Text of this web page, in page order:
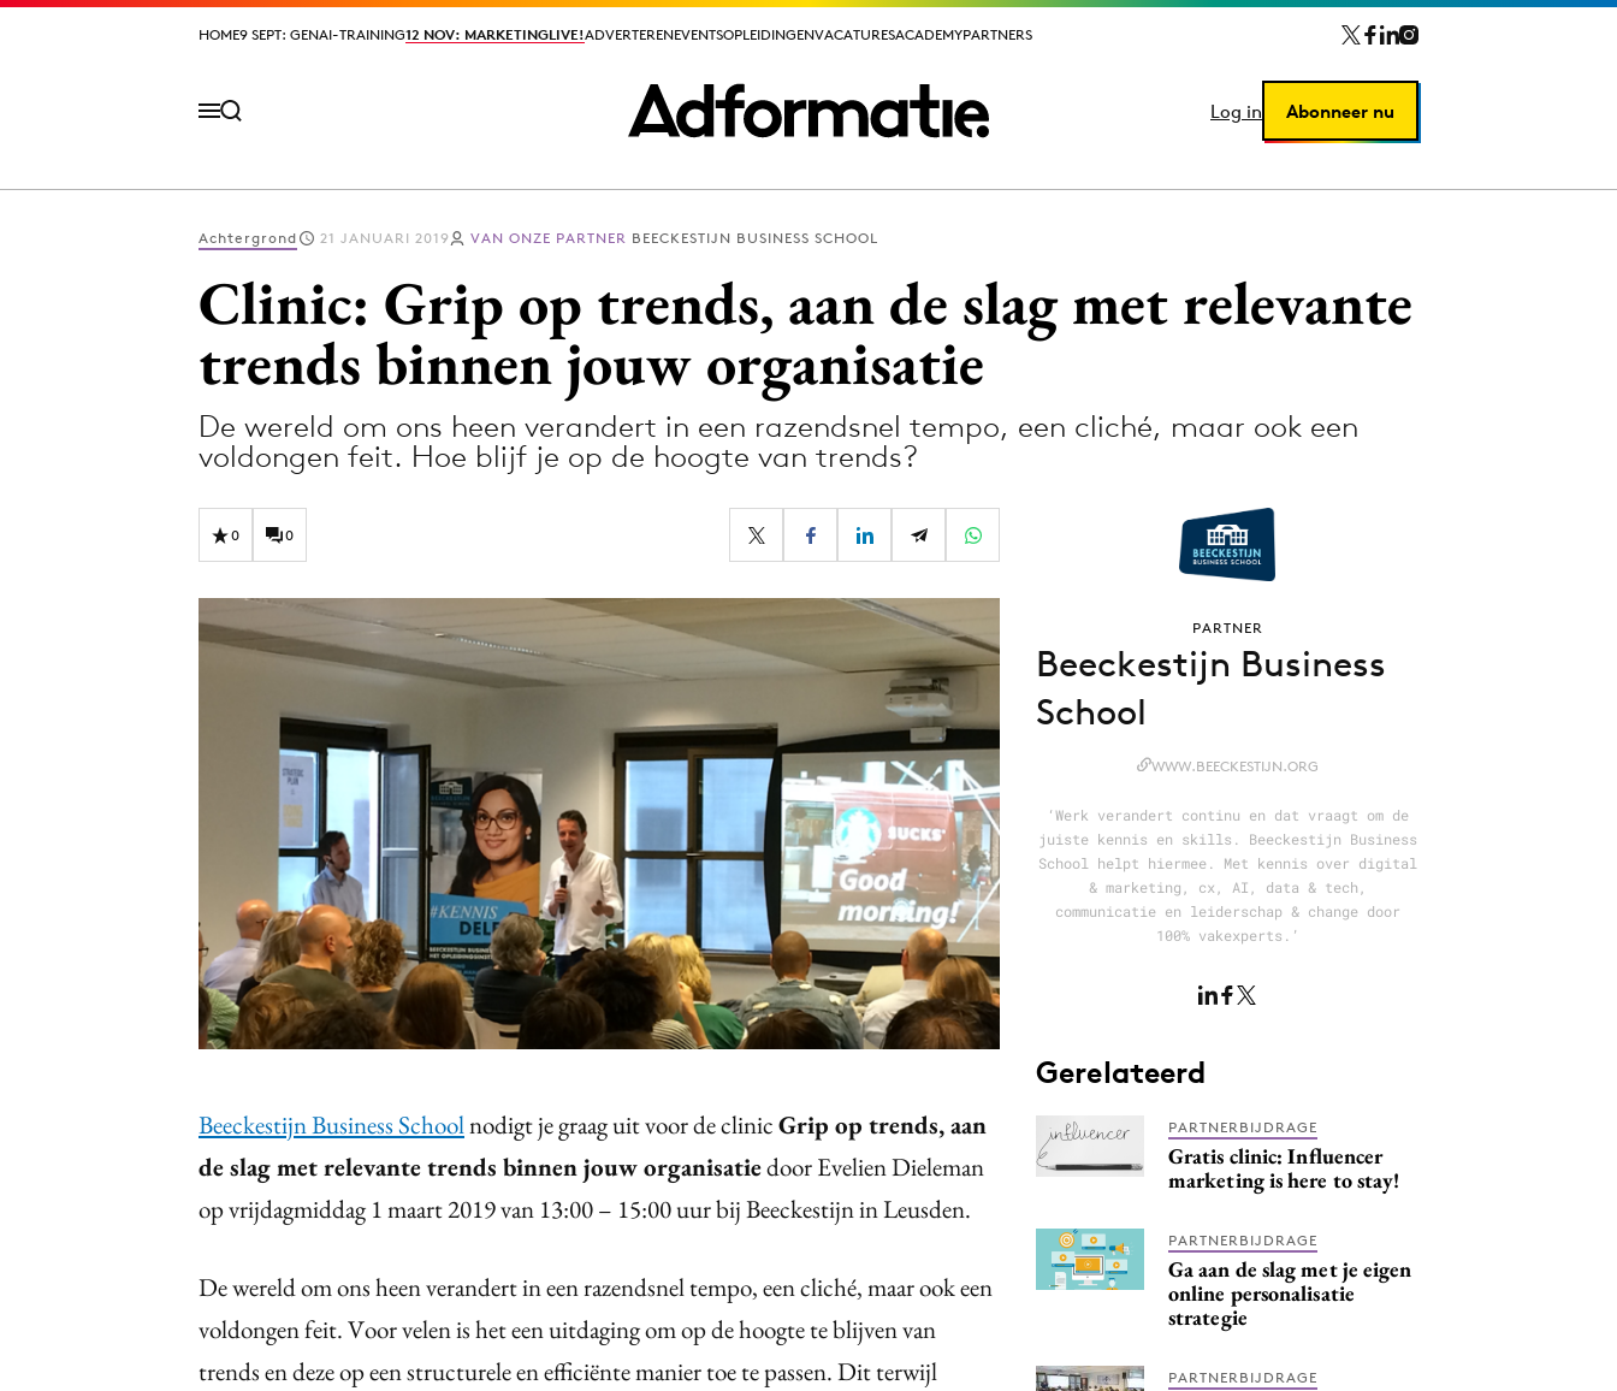
HOME9 SEPT: GENAI-TRAINING12 NOV: MARKETINGLIVE!ADVERTERENEVENTSOPLEIDINGENVACATURESACADEMYPARTNERS
Log in Abonneer nu
HOME9 SEPT: GENAI-TRAINING12 NOV: MARKETINGLIVE!ADVERTERENEVENTSOPLEIDINGENVACATURESACADEMYPARTNERS
Log in Abonneer nu
Design
Digital transformation
Influencer marketing
Interne communicatie
Martech
Media
Merkstrategie
PR
Programmatic
Reputatie & crisis
Achtergrond 21 JANUARI 2019 VAN ONZE PARTNER BEECKESTIJN BUSINESS SCHOOL
Clinic: Grip op trends, aan de slag met relevante
trends binnen jouw organisatie
De wereld om ons heen verandert in een razendsnel tempo, een cliché, maar ook een
voldongen feit. Hoe blijf je op de hoogte van trends?
0 0
Beeckestijn Business Schoolnodigt je graag uit voor de clinicGrip op trends, aan
de slag met relevante trends binnen jouw organisatiedoor Evelien Dieleman
op vrijdagmiddag 1 maart 2019 van 13:00 – 15:00 uur bij Beeckestijn in Leusden.
De wereld om ons heen verandert in een razendsnel tempo, een cliché, maar ook een
voldongen feit. Voor velen is het een uitdaging om op de hoogte te blijven van
trends en deze op een structurele en efficiënte manier toe te passen. Dit terwijl
PARTNER
Beeckestijn Business
School
WWW.BEECKESTIJN.ORG
‘Werk verandert continu en dat vraagt om de
juiste kennis en skills. Beeckestijn Business
School helpt hiermee. Met kennis over digital
& marketing, cx, AI, data & tech,
communicatie en leiderschap & change door
100% vakexperts.’
Gerelateerd
PARTNERBIJDRAGE
Gratis clinic: Influencer
marketing is here to stay!
PARTNERBIJDRAGE
Ga aan de slag met je eigen
online personalisatie
strategie
PARTNERBIJDRAGE